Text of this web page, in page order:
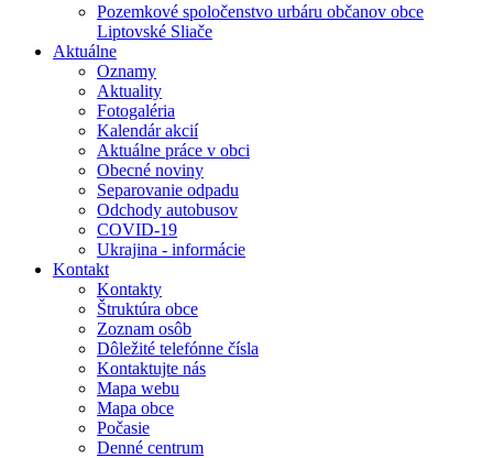
Pozemkové spoločenstvo urbáru občanov obce
Liptovské Sliače
Aktuálne
Oznamy
Aktuality
Fotogaléria
Kalendár akcií
Aktuálne práce v obci
Obecné noviny
Separovanie odpadu
Odchody autobusov
COVID-19
Ukrajina - informácie
Kontakt
Kontakty
Štruktúra obce
Zoznam osôb
Dôležité telefónne čísla
Kontaktujte nás
Mapa webu
Mapa obce
Počasie
Denné centrum